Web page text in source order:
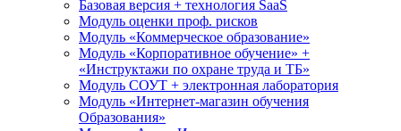
Базовая версия + технология SaaS
Модуль оценки проф. рисков
Модуль «Коммерческое образование»
Модуль «Корпоративное обучение» +
«Инструктажи по охране труда и ТБ»
Модуль СОУТ + электронная лаборатория
Модуль «Интернет-магазин обучения
Образования»